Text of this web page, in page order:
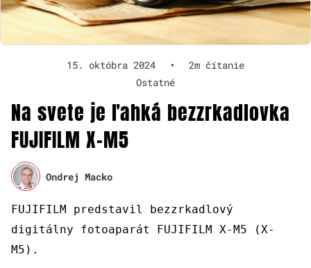
15. októbra 2024 •
2m čítanie
Ostatné
Na svete je ľahká bezzrkadlovka
FUJIFILM X-M5
Ondrej Macko
FUJIFILM predstavil bezzrkadlový
digitálny fotoaparát FUJIFILM X-M5 (X-
M5).